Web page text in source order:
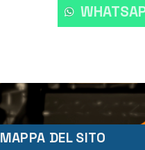
MAPPA DEL SITO